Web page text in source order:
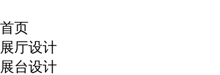
首页
展厅设计
展台设计